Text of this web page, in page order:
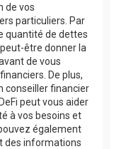
de vos
particuliers. Par
quantité de dettes
être donner la
de vous
De plus,
conseiller financier
peut vous aider
à vos besoins et
également
des informations